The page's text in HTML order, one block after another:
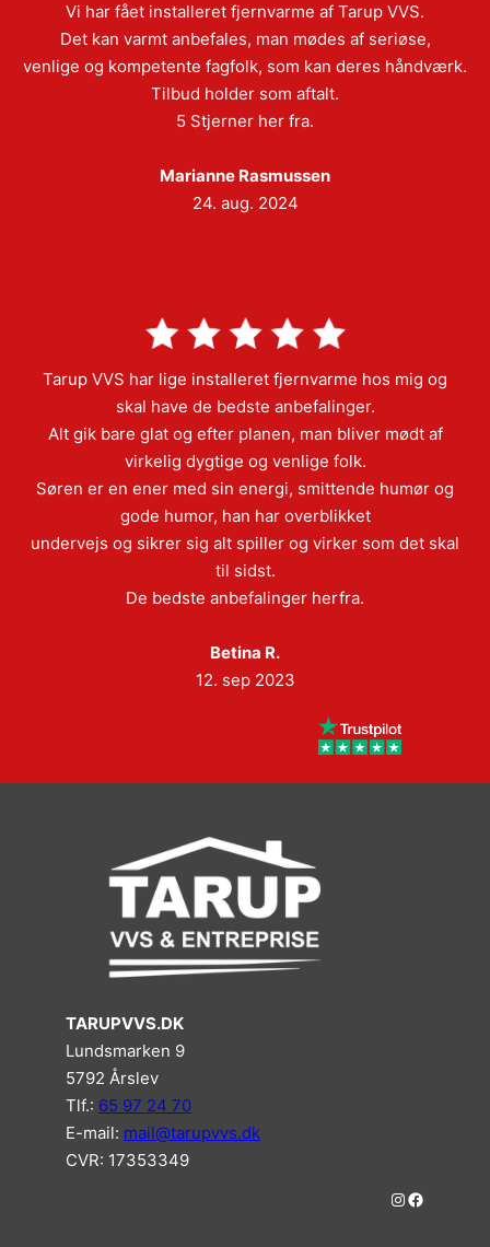
Vi har fået installeret fjernvarme af Tarup VVS.
Det kan varmt anbefales, man mødes af seriøse,
venlige og kompetente fagfolk, som kan deres håndværk.
Tilbud holder som aftalt.
5 Stjerner her fra.
Marianne Rasmussen
24. aug. 2024
Tarup VVS har lige installeret fjernvarme hos mig og
skal have de bedste anbefalinger.
Alt gik bare glat og efter planen, man bliver mødt af
virkelig dygtige og venlige folk.
Søren er en ener med sin energi, smittende humør og
gode humor, han har overblikket
undervejs og sikrer sig alt spiller og virker som det skal
til sidst.
De bedste anbefalinger herfra.
Betina R.
12. sep 2023
TARUPVVS.DK
Lundsmarken 9
5792 Årslev
Tlf.: 65 97 24 70
E-mail: mail@tarupvvs.dk
CVR: 17353349
# #